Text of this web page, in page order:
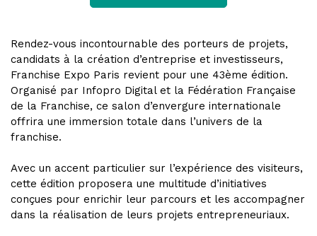
Rendez-vous incontournable des porteurs de projets,
candidats à la création d’entreprise et investisseurs,
Franchise Expo Paris revient pour une 43ème édition.
Organisé par Infopro Digital et la Fédération Française
de la Franchise, ce salon d’envergure internationale
offrira une immersion totale dans l’univers de la
franchise.
Avec un accent particulier sur l’expérience des visiteurs,
cette édition proposera une multitude d’initiatives
conçues pour enrichir leur parcours et les accompagner
dans la réalisation de leurs projets entrepreneuriaux.